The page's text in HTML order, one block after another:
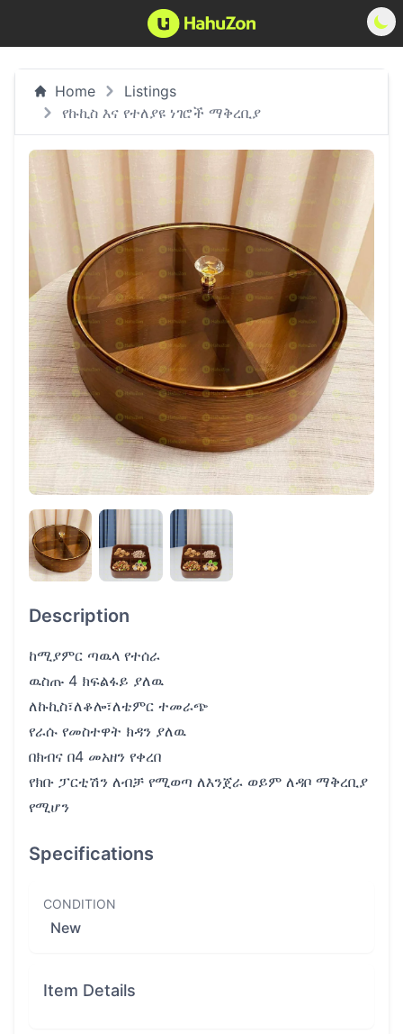
Home
Listings
የኩኪስ እና የተለያዩ ነገሮች ማቅረቢያ
Description
ከሚያምር ጣዉላ የተሰራ
ዉስጡ 4 ክፍልፋይ ያለዉ
ለኩኪስ፣ለቆሎ፣ለቴምር ተመራጭ
የራሱ የመስተዋት ክዳን ያለዉ
በክብና በ4 መአዘን የቀረበ
የክቡ ፓርቲሽን ለብቻ የሚወጣ ለእንጀራ ወይም ለዳቦ ማቅረቢያ
የሚሆን
Specifications
CONDITION
New
Item Details